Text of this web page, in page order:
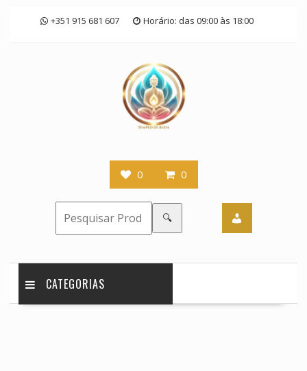
+351 915 681 607 Horário: das 09:00 às 18:00
0 0
🔍
CATEGORIAS